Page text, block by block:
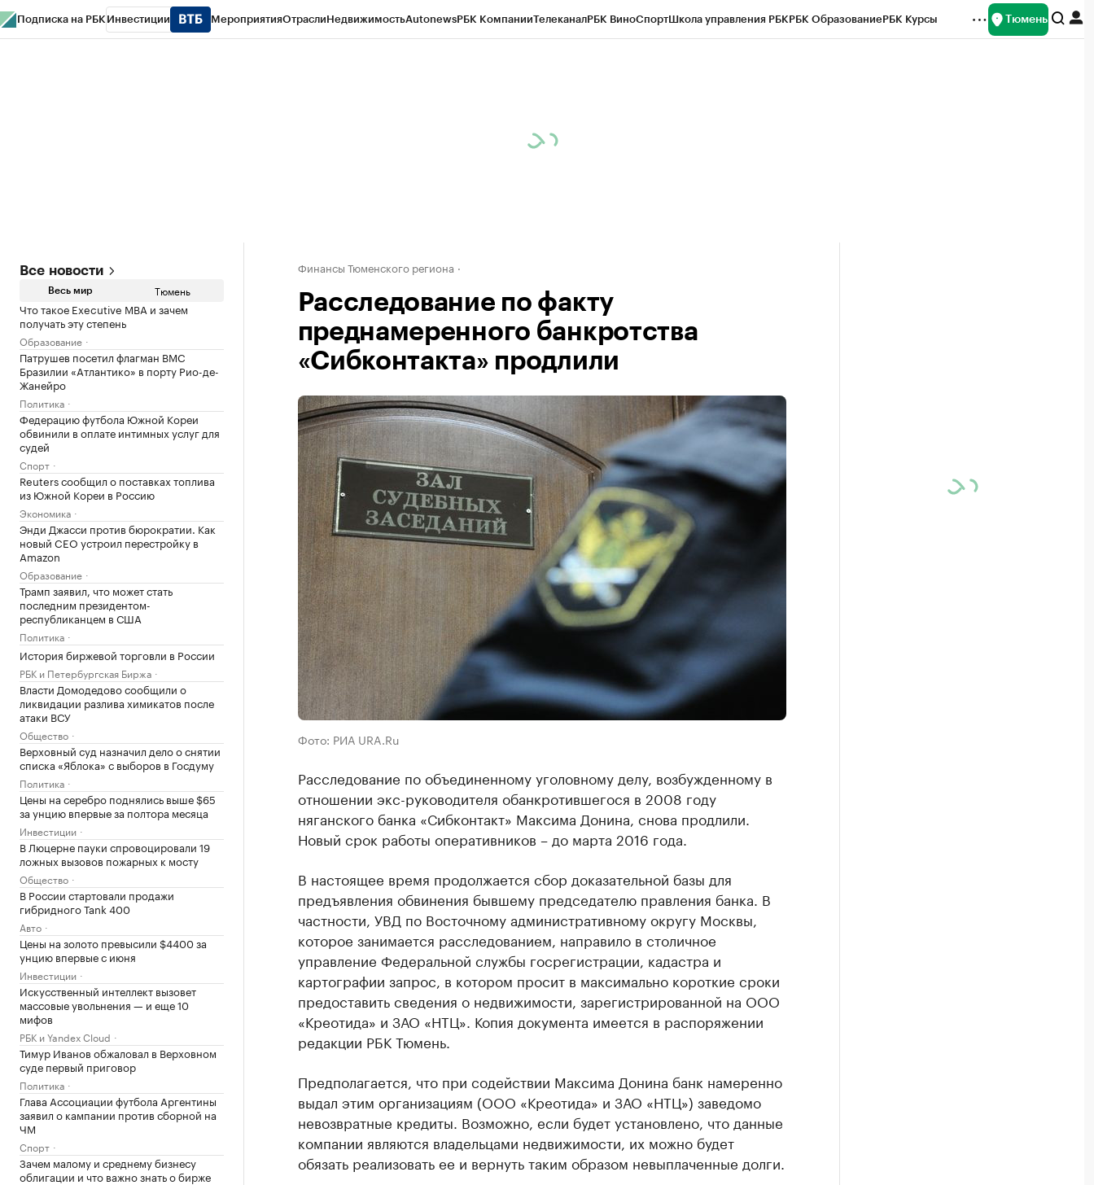
Подписка на РБК Инвестиции МероприятияОтраслиНедвижимостьAutonewsРБК КомпанииТелеканалРБК ВиноСпортШкола управления РБКРБК ОбразованиеРБК Курсы Тюмень
Все новости
Весь мир Тюмень
Что такое Executive MBA и зачем
получать эту степень
Образование
Патрушев посетил флагман ВМС
Бразилии «Атлантико» в порту Рио-де-
Жанейро
Политика
Федерацию футбола Южной Кореи
обвинили в оплате интимных услуг для
судей
Спорт
Reuters сообщил о поставках топлива
из Южной Кореи в Россию
Экономика
Энди Джасси против бюрократии. Как
новый CEO устроил перестройку в
Amazon
Образование
Трамп заявил, что может стать
последним президентом-
республиканцем в США
Политика
История биржевой торговли в России
РБК и Петербургская Биржа
Власти Домодедово сообщили о
ликвидации разлива химикатов после
атаки ВСУ
Общество
Верховный суд назначил дело о снятии
списка «Яблока» с выборов в Госдуму
Политика
Цены на серебро поднялись выше $65
за унцию впервые за полтора месяца
Инвестиции
В Люцерне пауки спровоцировали 19
ложных вызовов пожарных к мосту
Общество
В России стартовали продажи
гибридного Tank 400
Авто
Цены на золото превысили $4400 за
унцию впервые с июня
Инвестиции
Искусственный интеллект вызовет
массовые увольнения — и еще 10
мифов
РБК и Yandex Cloud
Тимур Иванов обжаловал в Верховном
суде первый приговор
Политика
Глава Ассоциации футбола Аргентины
заявил о кампании против сборной на
ЧМ
Спорт
Зачем малому и среднему бизнесу
облигации и что важно знать о бирже
Финансы Тюменского региона
Расследование по факту
преднамеренного банкротства
«Сибконтакта» продлили
Фото: РИА URA.Ru
Расследование по объединенному уголовному делу, возбужденному в
отношении экс-руководителя обанкротившегося в 2008 году
няганского банка «Сибконтакт» Максима Донина, снова продлили.
Новый срок работы оперативников – до марта 2016 года.
В настоящее время продолжается сбор доказательной базы для
предъявления обвинения бывшему председателю правления банка. В
частности, УВД по Восточному административному округу Москвы,
которое занимается расследованием, направило в столичное
управление Федеральной службы госрегистрации, кадастра и
картографии запрос, в котором просит в максимально короткие сроки
предоставить сведения о недвижимости, зарегистрированной на ООО
«Креотида» и ЗАО «НТЦ». Копия документа имеется в распоряжении
редакции РБК Тюмень.
Предполагается, что при содействии Максима Донина банк намеренно
выдал этим организациям (ООО «Креотида» и ЗАО «НТЦ») заведомо
невозвратные кредиты. Возможно, если будет установлено, что данные
компании являются владельцами недвижимости, их можно будет
обязать реализовать ее и вернуть таким образом невыплаченные долги.